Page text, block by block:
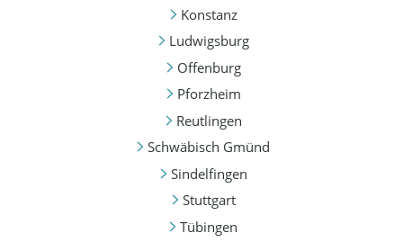
Konstanz
Ludwigsburg
Offenburg
Pforzheim
Reutlingen
Schwäbisch Gmünd
Sindelfingen
Stuttgart
Tübingen